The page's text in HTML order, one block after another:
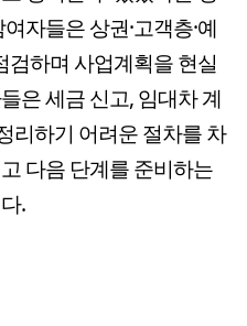
자들은 상권·고객층·예
검하며 사업계획을 현실
은 세금 신고, 임대차 계
리하기 어려운 절차를 차
다음 단계를 준비하는
.